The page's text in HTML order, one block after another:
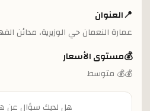
📍العنوان
عمارة النعمان حي الوزيرية، مدائن الفهد،
💰مستوى الأسعار
💰💰 متوسط
هل لديك سؤال عن